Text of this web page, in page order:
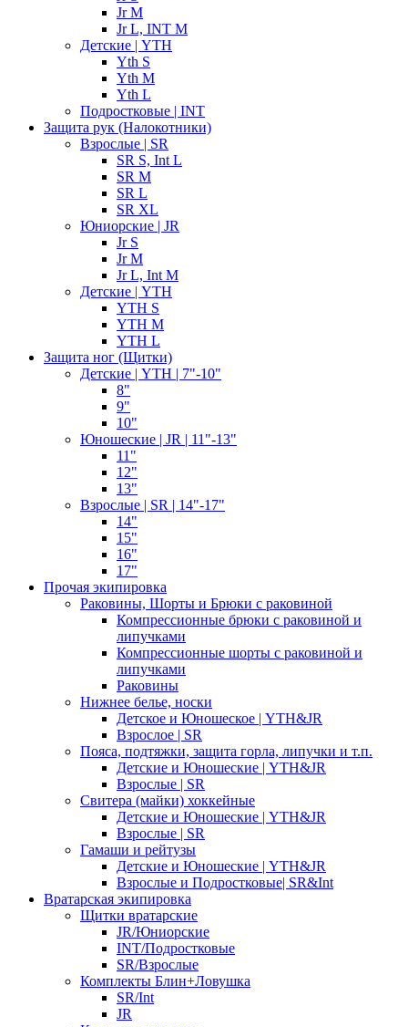
Jr M
Jr L, INT M
Детские | YTH
Yth S
Yth M
Yth L
Подростковые | INT
Защита рук (Налокотники)
Взрослые | SR
SR S, Int L
SR M
SR L
SR XL
Юниорские | JR
Jr S
Jr M
Jr L, Int M
Детские | YTH
YTH S
YTH M
YTH L
Защита ног (Щитки)
Детские | YTH | 7"-10"
8"
9"
10"
Юношеские | JR | 11"-13"
11"
12"
13"
Взрослые | SR | 14"-17"
14"
15"
16"
17"
Прочая экипировка
Раковины, Шорты и Брюки с раковиной
Компрессионные брюки с раковиной и
липучками
Компрессионные шорты с раковиной и
липучками
Раковины
Нижнее белье, носки
Детское и Юношеское | YTH&JR
Взрослое | SR
Пояса, подтяжки, защита горла, липучки и т.п.
Детские и Юношеские | YTH&JR
Взрослые | SR
Свитера (майки) хоккейные
Детские и Юношеские | YTH&JR
Взрослые | SR
Гамаши и рейтузы
Детские и Юношеские | YTH&JR
Взрослые и Подростковые| SR&Int
Вратарская экипировка
Щитки вратарские
JR/Юниорские
INT/Подростковые
SR/Взрослые
Комплекты Блин+Ловушка
SR/Int
JR